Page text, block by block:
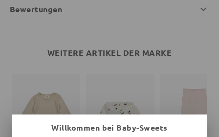
Bewertungen
WEITERE ARTIKEL DER MARKE
Willkommen bei Baby-Sweets